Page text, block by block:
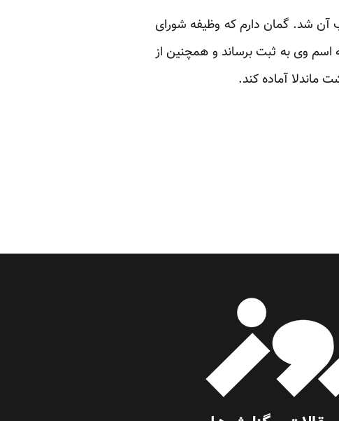
آن شد. گمان دارم که وظیفه شورای
اسم وی به ثبت برساند و همچنین از
ماندلا آماده کند.